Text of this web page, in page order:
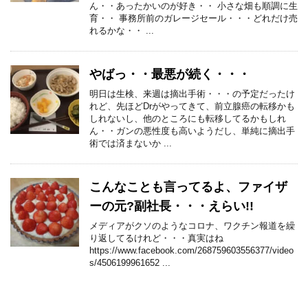
ん・・あったかいのが好き・・ 小さな畑も順調に生
育・・ 事務所前のガレージセール・・・どれだけ売
れるかな・・ ...
やばっ・・最悪が続く・・・
明日は生検、来週は摘出手術・・・の予定だったけ
れど、先ほどDrがやってきて、前立腺癌の転移かも
しれないし、他のところにも転移してるかもしれ
ん・・ガンの悪性度も高いようだし、単純に摘出手
術では済まないか ...
こんなことも言ってるよ、ファイザ
ーの元?副社長・・・えらい!!
メディアがクソのようなコロナ、ワクチン報道を繰
り返してるけれど・・・真実はね
https://www.facebook.com/268759603556377/video
s/4506199961652 ...